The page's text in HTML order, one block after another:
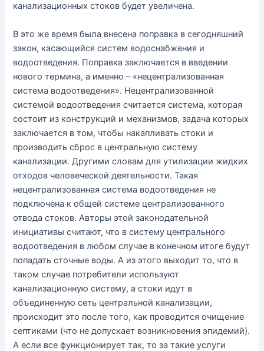
канализационных стоков будет увеличена.
В это же время была внесена поправка в сегодняшний
закон, касающийся систем водоснабжения и
водоотведения. Поправка заключается в введении
нового термина, а именно – «нецентрализованная
система водоотведения». Нецентрализованной
системой водоотведения считается система, которая
состоит из конструкций и механизмов, задача которых
заключается в том, чтобы накапливать стоки и
производить сброс в центральную систему
канализации. Другими словам для утилизации жидких
отходов человеческой деятельности. Такая
нецентрализованная система водоотведения не
подключена к общей системе централизованного
отвода стоков. Авторы этой законодательной
инициативы считают, что в систему центрального
водоотведения в любом случае в конечном итоге будут
попадать сточные воды. А из этого выходит то, что в
таком случае потребители используют
канализационную систему, а стоки идут в
объединенную сеть центральной канализации,
происходит это после того, как проводится очищение
септиками (что не допускает возникновения эпидемий).
А если все функционирует так, то за такие услуги